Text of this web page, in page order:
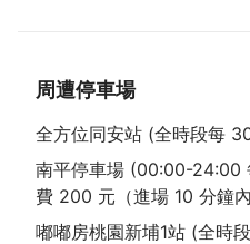
周遭停車場
全方位同安站 (全時段每
南平停車場 (00:00-24:00
費 200 元（進場 10 分鐘
嘟嘟房桃園新埔1站 (全時